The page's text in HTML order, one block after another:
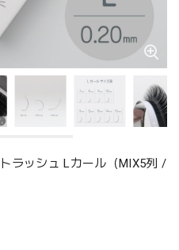
ラッシュ Lカール（MIX5列 /